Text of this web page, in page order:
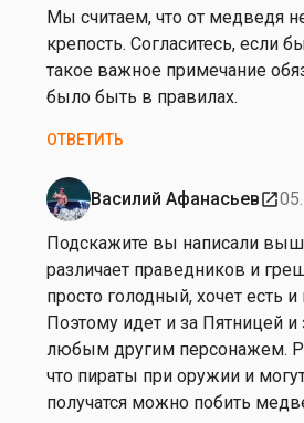
на
от
П
о
и
а
С
т
у
п
а
ч
у
к
Мы считаем, что от медведя
крепость. Согласитесь, если
такое важное примечание
было быть в правилах.
ОТВЕТИТЬ
Василий Афанасьевopen_in_new
Ответ
на
от
П
о
л
и
н
Подскажите вы написали
различает праведников и
просто голодный, хочет есть
Поэтому идет и за Пятницей
любым другим персонажем.
что пираты при оружии и
получатся можно побить